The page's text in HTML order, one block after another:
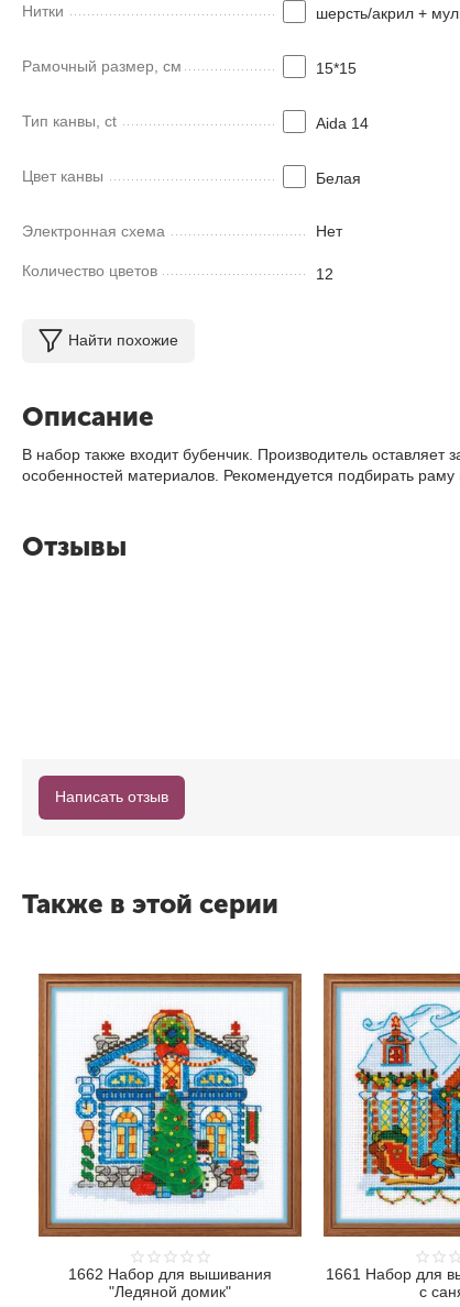
Нитки шерсть/акрил +
Рамочный размер, см 15*15
Тип канвы, ct Aida 14
Цвет канвы Белая
Электронная схема Нет
Количество цветов 12
Найти похожие
Описание
В набор также входит бубенчик. Производитель оставляет
особенностей материалов. Рекомендуется подбирать раму
Отзывы
Написать отзыв
Также в этой серии
1662 Набор для вышивания
"Ледяной домик"
1661 Набор для
с